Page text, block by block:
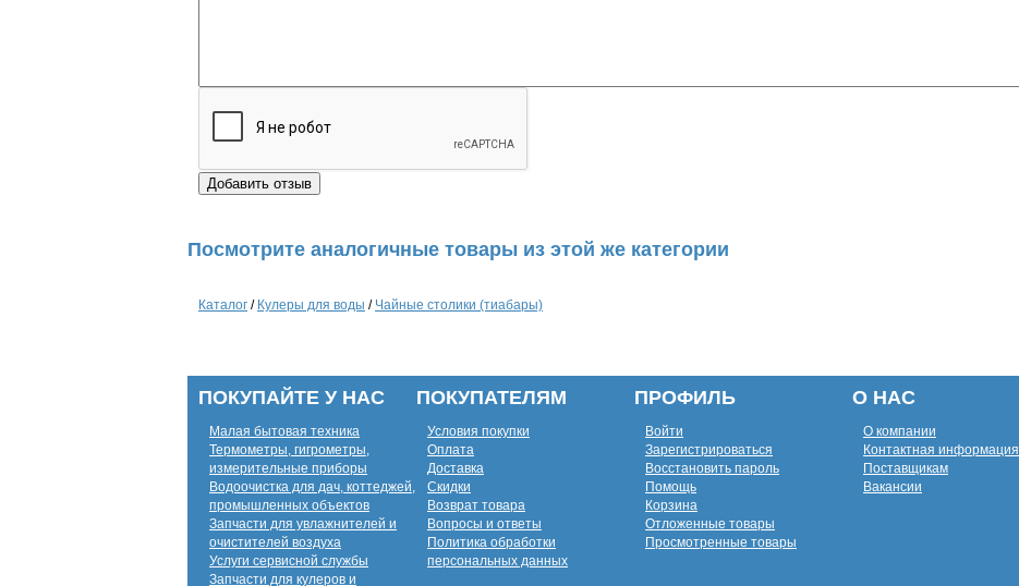
Посмотрите аналогичные товары из этой же категории
Каталог / Кулеры для воды / Чайные столики (тиабары)
ПОКУПАЙТЕ У НАС
Малая бытовая техника
Термометры, гигрометры,
измерительные приборы
Водоочистка для дач, коттеджей,
промышленных объектов
Запчасти для увлажнителей и
очистителей воздуха
Услуги сервисной службы
Запчасти для кулеров и
ПОКУПАТЕЛЯМ
Условия покупки
Оплата
Доставка
Скидки
Возврат товара
Вопросы и ответы
Политика обработки
персональных данных
ПРОФИЛЬ
Войти
Зарегистрироваться
Восстановить пароль
Помощь
Корзина
Отложенные товары
Просмотренные товары
О НАС
О компании
Контактная информация
Поставщикам
Вакансии